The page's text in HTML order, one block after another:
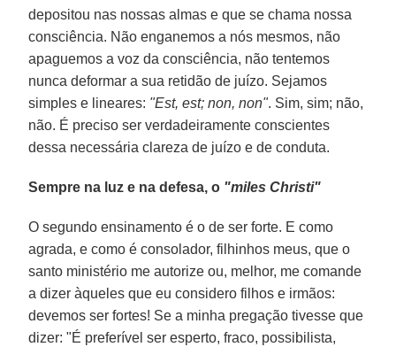
depositou nas nossas almas e que se chama nossa
consciência. Não enganemos a nós mesmos, não
apaguemos a voz da consciência, não tentemos
nunca deformar a sua retidão de juízo. Sejamos
simples e lineares: "Est, est; non, non". Sim, sim; não,
não. É preciso ser verdadeiramente conscientes
dessa necessária clareza de juízo e de conduta.
Sempre na luz e na defesa, o "miles Christi"
O segundo ensinamento é o de ser forte. E como
agrada, e como é consolador, filhinhos meus, que o
santo ministério me autorize ou, melhor, me comande
a dizer àqueles que eu considero filhos e irmãos:
devemos ser fortes! Se a minha pregação tivesse que
dizer: "É preferível ser esperto, fraco, possibilista,